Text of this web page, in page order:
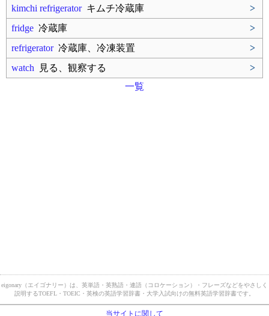
kimchi refrigeratorキムチ冷蔵庫
>
fridge 冷蔵庫
>
refrigerator冷蔵庫、冷凍装置
>
watch 見る、観察する
>
一覧
eigonary（エイゴナリー）は、英単語・英熟語・連語（コロケーション）・フレーズなどをやさしく
説明するTOEFL・TOEIC・英検の英語学習辞書・大学入試向けの無料英語学習辞書です。
当サイトに関して